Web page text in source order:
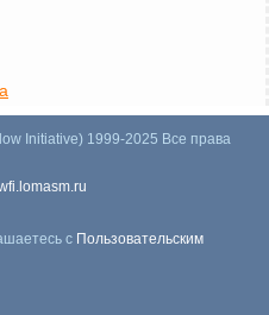
Initiative) 1999-2025 Все права
с Пользовательским